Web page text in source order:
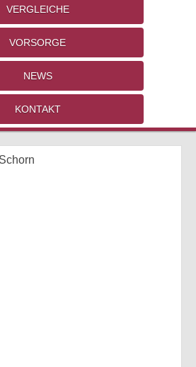
VERGLEICHE
VORSORGE
NEWS
KONTAKT